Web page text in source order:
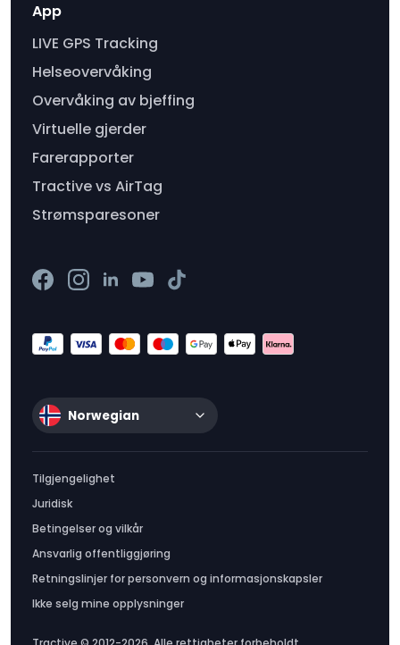
App
LIVE GPS Tracking
Helseovervåking
Overvåking av bjeffing
Virtuelle gjerder
Farerapporter
Tractive vs AirTag
Strømsparesoner
Norwegian
Tilgjengelighet
Juridisk
Betingelser og vilkår
Ansvarlig offentliggjøring
Retningslinjer for personvern og informasjonskapsler
Ikke selg mine opplysninger